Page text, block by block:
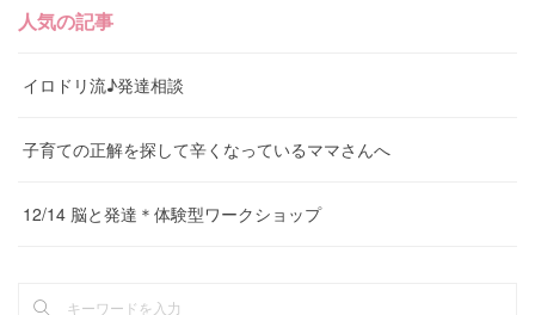
人気の記事
イロドリ流♪発達相談
子育ての正解を探して辛くなっているママさんへ
12/14 脳と発達＊体験型ワークショップ